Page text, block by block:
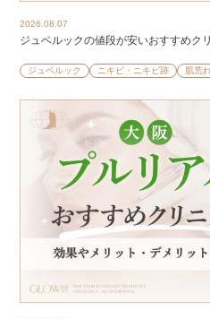
2026.08.07
ジュベルックの値段が安いおすすめク
ジュベルック ニキビ・ニキビ跡 肌荒